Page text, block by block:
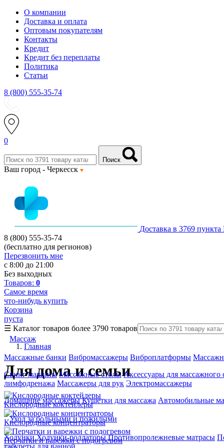
О компании
Доставка и оплата
Оптовым покупателям
Контакты
Кредит
Кредит без переплаты
Политика
Статьи
8 (800) 555-35-74
0
Поиск
Ваш город - Черкесск
Доставка в 3769
8 (800) 555-35-74
(бесплатно для регионов)
Перезвонить мне
с 8:00 до 21:00
Без выходных
Товаров: 0
Самое время
что-нибудь купить
Корзина
пуста
☰ Каталог товаров более 3790 товаров
Массаж
Массажные банки Вибромассажеры Виброплатформы
Свинг машины Массажные столы Аксессуары для массажного
лимфодренажа Массажеры для рук Электромассажеры
Домашние массажеры Кушетки для массажа Автомобильные
Уход за больными и пожилыми
ХодункиХодунки-роллаторы Противопролежневые матрасы
табуреты для ванной
Главная
Для дома и семьи
Кислородные коктейлеры
Кислородные концентраторы
Перчатки и варежки с подогревом